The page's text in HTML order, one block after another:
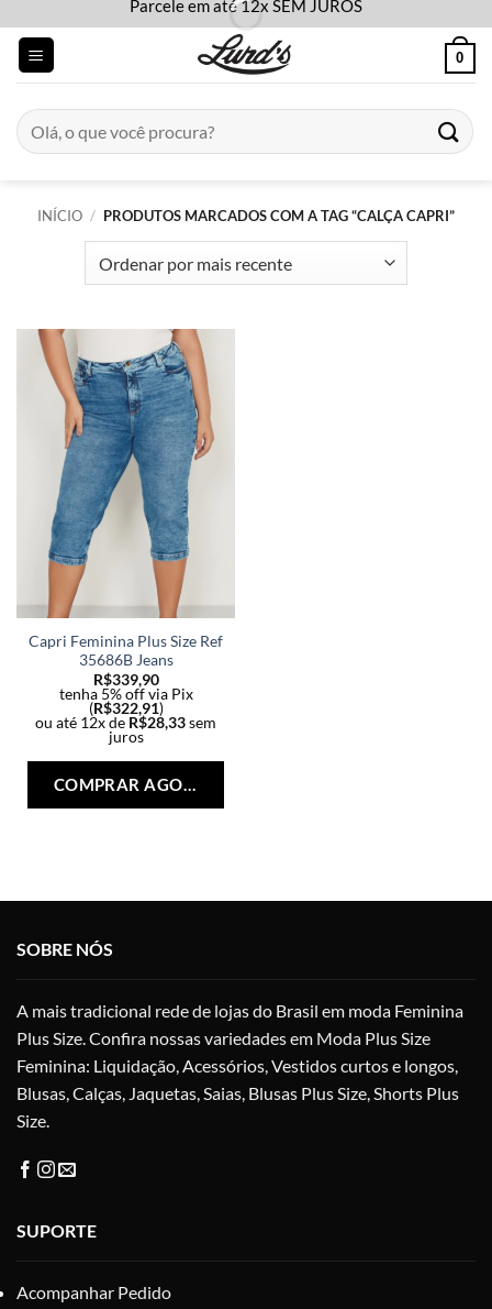
content
Parcele em até 12x SEM JUROS
0
Pesquisar
por:
INÍCIO / PRODUTOS MARCADOS COM A TAG “CALÇA CAPRI”
Capri Feminina Plus Size Ref
35686B Jeans
R$339,90
tenha 5% off via Pix
(R$322,91)
ou até 12x de R$28,33sem
juros
COMPRAR AGORA
página
do
SOBRE NÓS
A mais tradicional rede de lojas do Brasil em moda Feminina
Plus Size. Confira nossas variedades em Moda Plus Size
Feminina: Liquidação, Acessórios, Vestidos curtos e longos,
Blusas, Calças, Jaquetas, Saias, Blusas Plus Size, Shorts Plus
Size.
SUPORTE
Acompanhar Pedido